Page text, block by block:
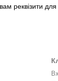
реквізити